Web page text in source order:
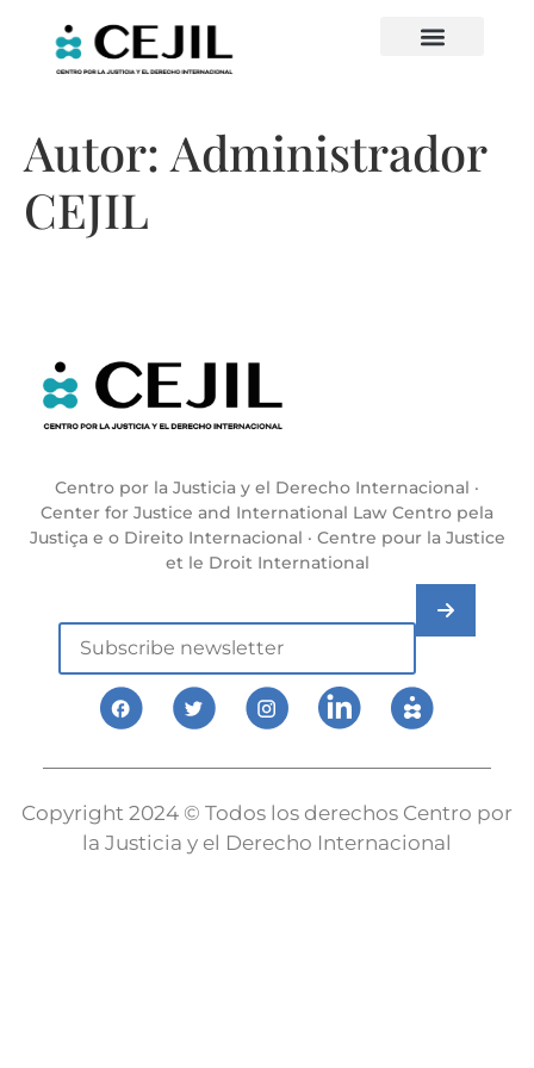
Autor: Administrador
CEJIL
Centro por la Justicia y el Derecho Internacional ·
Center for Justice and International Law Centro pela
Justiça e o Direito Internacional · Centre pour la Justice
et le Droit International
Copyright 2024 © Todos los derechos Centro por
la Justicia y el Derecho Internacional